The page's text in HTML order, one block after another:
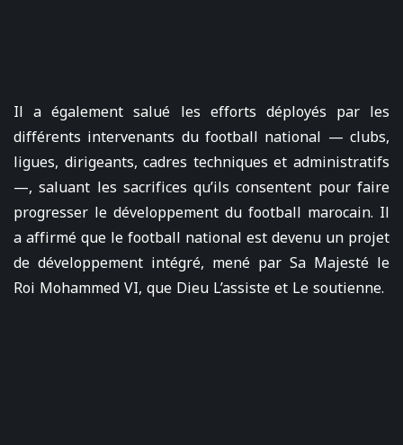
Il a également salué les efforts déployés par les
différents intervenants du football national — clubs,
ligues, dirigeants, cadres techniques et administratifs
—, saluant les sacrifices qu’ils consentent pour faire
progresser le développement du football marocain. Il
a affirmé que le football national est devenu un projet
de développement intégré, mené par Sa Majesté le
Roi Mohammed VI, que Dieu L’assiste et Le soutienne.